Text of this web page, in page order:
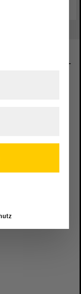
von Sachsen-